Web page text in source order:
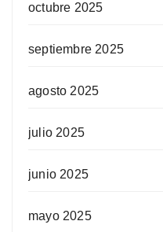
octubre 2025
septiembre 2025
agosto 2025
julio 2025
junio 2025
mayo 2025